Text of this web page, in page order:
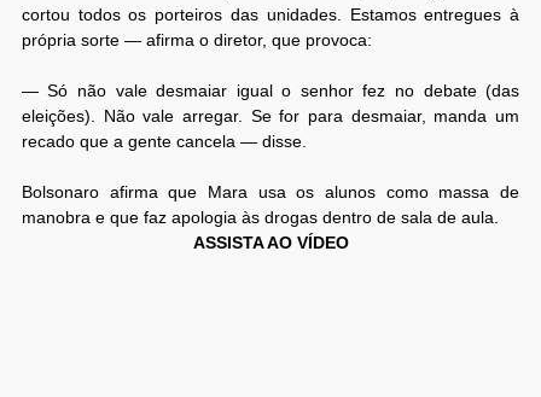
cortou todos os porteiros das unidades. Estamos entregues à
própria sorte — afirma o diretor, que provoca:
— Só não vale desmaiar igual o senhor fez no debate (das
eleições). Não vale arregar. Se for para desmaiar, manda um
recado que a gente cancela — disse.
Bolsonaro afirma que Mara usa os alunos como massa de
manobra e que faz apologia às drogas dentro de sala de aula.
ASSISTA AO VÍDEO